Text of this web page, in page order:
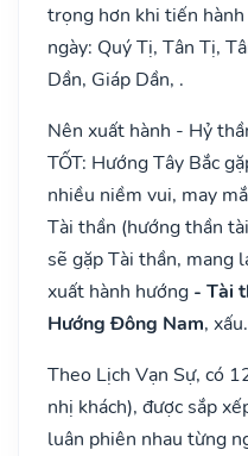
trọng hơn khi tiến
ngày: Quý Tị, Tân Tị,
Dần, Giáp Dần, .
Nên xuất hành - Hỷ
TỐT: Hướng Tây Bắc
nhiều niềm vui, may
Tài thần (hướng thần
sẽ gặp Tài thần, mang
xuất hành hướng - Tài
Hướng Đông Nam, xấu.
Theo Lịch Vạn Sự, có
nhị khách), được sắp
luân phiên nhau từng